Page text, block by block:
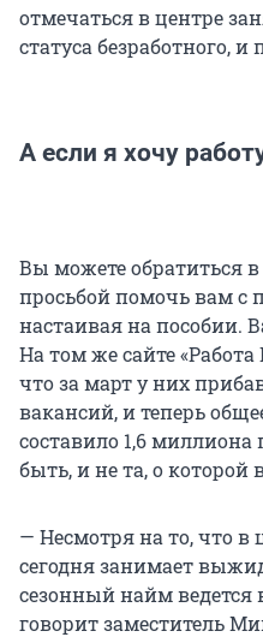
отмечаться в центре
статуса безработного, и
А если я хочу
Вы можете обратиться в
просьбой помочь вам с
настаивая на пособии.
На том же сайте
что за март у них
вакансий, и теперь
составило 1,6
быть, и не та, о которой
— Несмотря на то, что в
сегодня занимает
сезонный найм ведется
говорит заместитель